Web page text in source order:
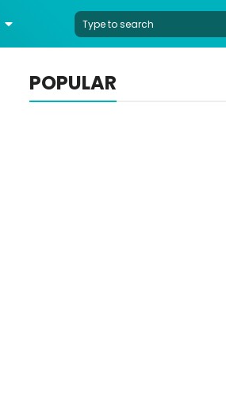
POPULAR